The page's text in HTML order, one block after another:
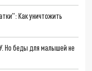
Как уничтожить
Но беды для малышей не